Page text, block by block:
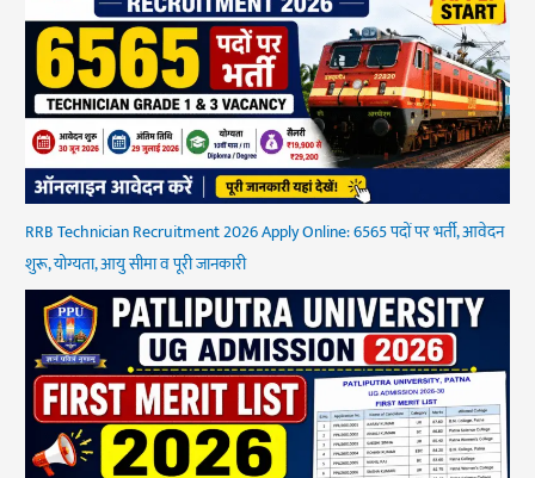
RRB Technician Recruitment 2026 Apply Online: 6565 पदों पर भर्ती, आवेदन
शुरू, योग्यता, आयु सीमा व पूरी जानकारी